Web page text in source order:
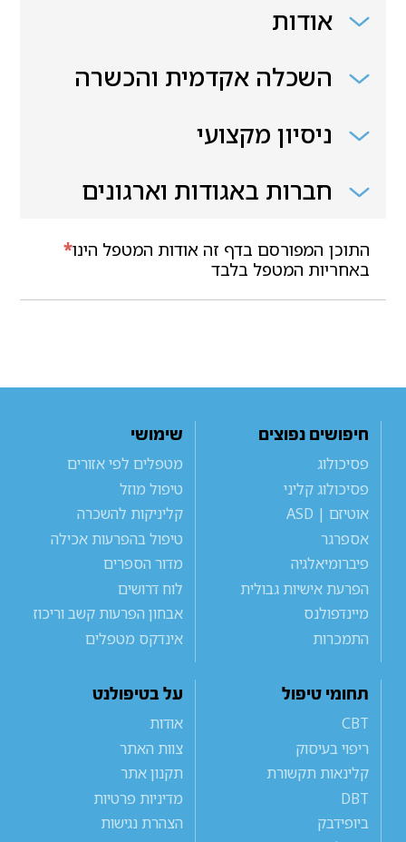
אודות
השכלה אקדמית והכשרה
ניסיון מקצועי
חברות באגודות וארגונים
*התוכן המפורסם בדף זה אודות המטפל הינו
באחריות המטפל בלבד
חיפושים נפוצים
פסיכולוג
פסיכולוג קליני
אוטיזם | ASD
אספרגר
פיברומיאלגיה
הפרעת אישיות גבולית
מיינדפולנס
התמכרות
שימושי
מטפלים לפי אזורים
טיפול מוזל
קליניקות להשכרה
טיפול בהפרעות אכילה
מדור הספרים
לוח דרושים
אבחון הפרעות קשב וריכוז
אינדקס מטפלים
תחומי טיפול
CBT
ריפוי בעיסוק
קלינאות תקשורת
DBT
ביופידבק
על בטיפולנט
אודות
צוות האתר
תקנון אתר
מדיניות פרטיות
הצהרת נגישות